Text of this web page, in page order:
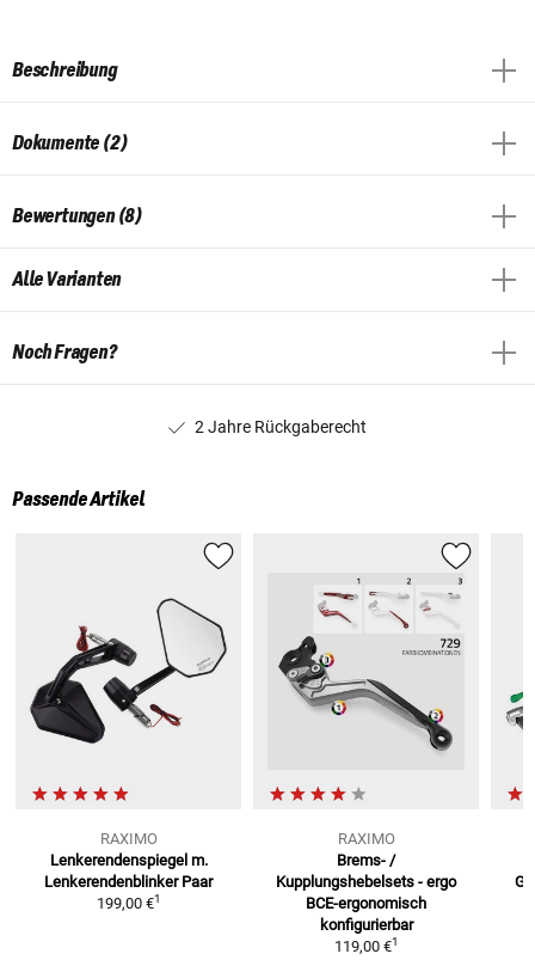
Beschreibung
Dokumente (2)
Bewertungen (8)
Alle Varianten
Noch Fragen?
2 Jahre Rückgaberecht
Passende Artikel
RAXIMO
Lenkerendenspiegel m.
Lenkerendenblinker Paar
199,00 €1
RAXIMO
Brems- /
Kupplungshebelsets - ergo
BCE-ergonomisch
konfigurierbar
119,00 €1